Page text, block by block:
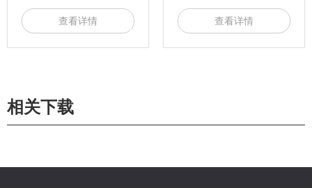
查看详情 查看详情
相关下载